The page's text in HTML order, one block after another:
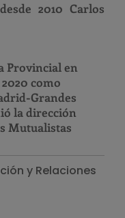
2010 Carlos
Provincial en
como
Grandes
la dirección
Mutualistas
y Relaciones